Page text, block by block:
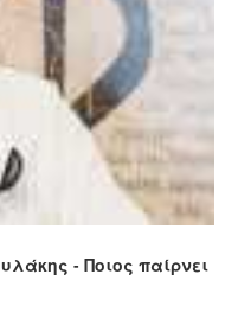
- Ποιος παίρνει